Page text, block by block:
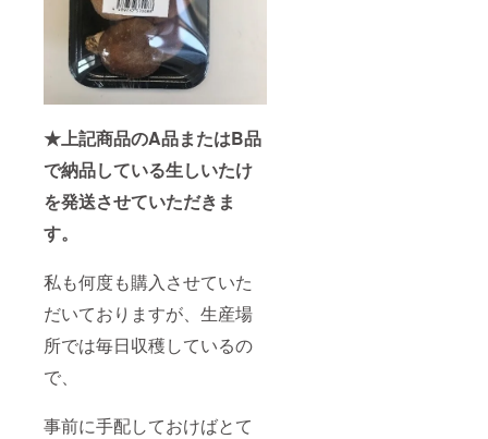
★上記商品のA品またはB品
で納品している生しいたけ
を発送させていただきま
す。
私も何度も購入させていた
だいておりますが、生産場
所では毎日収穫しているの
で、
事前に手配しておけばとて